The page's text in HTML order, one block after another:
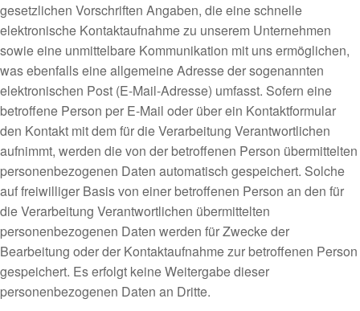
gesetzlichen Vorschriften Angaben, die eine schnelle
elektronische Kontaktaufnahme zu unserem Unternehmen
sowie eine unmittelbare Kommunikation mit uns ermöglichen,
was ebenfalls eine allgemeine Adresse der sogenannten
elektronischen Post (E-Mail-Adresse) umfasst. Sofern eine
betroffene Person per E-Mail oder über ein Kontaktformular
den Kontakt mit dem für die Verarbeitung Verantwortlichen
aufnimmt, werden die von der betroffenen Person übermittelten
personenbezogenen Daten automatisch gespeichert. Solche
auf freiwilliger Basis von einer betroffenen Person an den für
die Verarbeitung Verantwortlichen übermittelten
personenbezogenen Daten werden für Zwecke der
Bearbeitung oder der Kontaktaufnahme zur betroffenen Person
gespeichert. Es erfolgt keine Weitergabe dieser
personenbezogenen Daten an Dritte.